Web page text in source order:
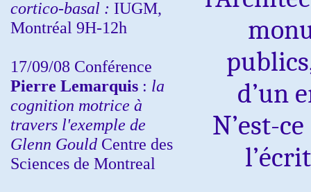
cortico-basal : IUGM,
Montréal 9H-12h
17/09/08 Conférence
Pierre Lemarquis : la
cognition motrice à
travers l'exemple de
Glenn Gould Centre des
Sciences de Montreal
d’un
N’est-